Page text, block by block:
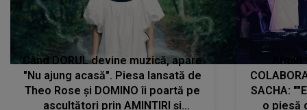
Când DORUL devine muzică, apare
"Nu ajung acasă". Piesa lansată de
Theo Rose și DOMINO îi poartă pe
ascultători prin AMINTIRI și
SACHA:
o piesă